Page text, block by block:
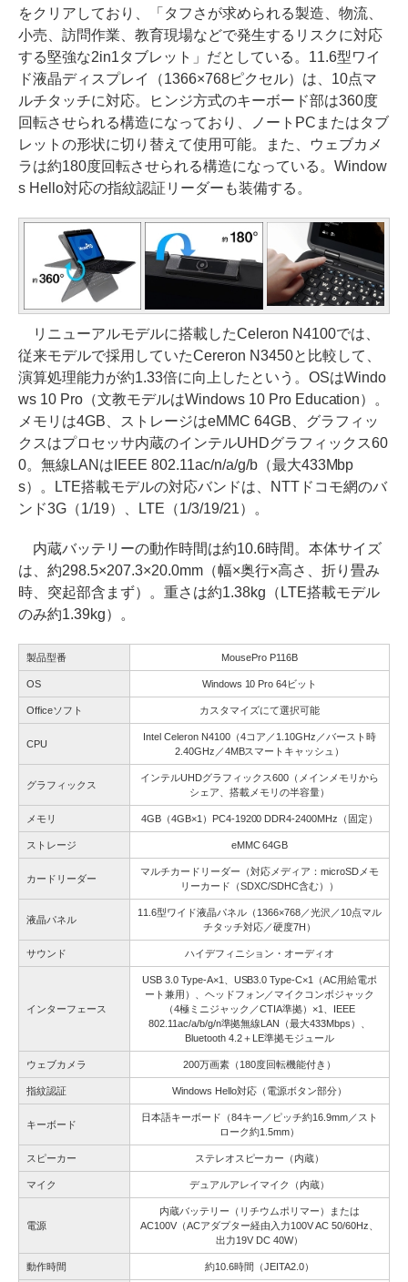
をクリアしており、「タフさが求められる製造、物流、
小売、訪問作業、教育現場などで発生するリスクに対応
する堅強な2in1タブレット」だとしている。11.6型ワイ
ド液晶ディスプレイ（1366×768ピクセル）は、10点マ
ルチタッチに対応。ヒンジ方式のキーボード部は360度
回転させられる構造になっており、ノートPCまたはタブ
レットの形状に切り替えて使用可能。また、ウェブカメ
ラは約180度回転させられる構造になっている。Window
s Hello対応の指紋認証リーダーも装備する。
リニューアルモデルに搭載したCeleron N4100では、
従来モデルで採用していたCereron N3450と比較して、
演算処理能力が約1.33倍に向上したという。OSはWindo
ws 10 Pro（文教モデルはWindows 10 Pro Education）。
メモリは4GB、ストレージはeMMC 64GB、グラフィッ
クスはプロセッサ内蔵のインテルUHDグラフィックス60
0。無線LANはIEEE 802.11ac/n/a/g/b（最大433Mbp
s）。LTE搭載モデルの対応バンドは、NTTドコモ網のバ
ンド3G（1/19）、LTE（1/3/19/21）。
内蔵バッテリーの動作時間は約10.6時間。本体サイズ
は、約298.5×207.3×20.0mm（幅×奥行×高さ、折り畳み
時、突起部含まず）。重さは約1.38kg（LTE搭載モデル
のみ約1.39kg）。
製品型番 MousePro P116B
OS Windows 10 Pro 64ビット
Officeソフト カスタマイズにて選択可能
CPU
Intel Celeron N4100（4コア／1.10GHz／バースト時
2.40GHz／4MBスマートキャッシュ）
グラフィックス
インテルUHDグラフィックス600（メインメモリから
シェア、搭載メモリの半容量）
メモリ 4GB（4GB×1）PC4-19200 DDR4-2400MHz（固定）
ストレージ eMMC 64GB
カードリーダー
マルチカードリーダー（対応メディア：microSDメモ
リーカード（SDXC/SDHC含む））
液晶パネル
11.6型ワイド液晶パネル（1366×768／光沢／10点マル
チタッチ対応／硬度7H）
サウンド ハイデフィニション・オーディオ
インターフェース
USB 3.0 Type-A×1、USB3.0 Type-C×1（AC用給電ポ
ート兼用）、ヘッドフォン／マイクコンボジャック
（4極ミニジャック／CTIA準拠）×1、IEEE
802.11ac/a/b/g/n準拠無線LAN（最大433Mbps）、
Bluetooth 4.2＋LE準拠モジュール
ウェブカメラ 200万画素（180度回転機能付き）
指紋認証 Windows Hello対応（電源ボタン部分）
キーボード
日本語キーボード（84キー／ピッチ約16.9mm／スト
ローク約1.5mm）
スピーカー ステレオスピーカー（内蔵）
マイク デュアルアレイマイク（内蔵）
電源
内蔵バッテリー（リチウムポリマー）または
AC100V（ACアダプター経由入力100V AC 50/60Hz、
出力19V DC 40W）
動作時間 約10.6時間（JEITA2.0）